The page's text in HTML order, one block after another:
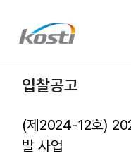
KOSTI 메인
입찰공고
(제2024-12호)
발 사업